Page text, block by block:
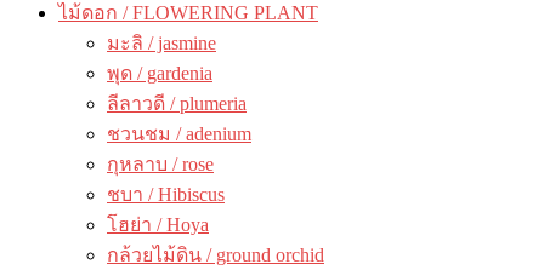
ไม้ดอก / FLOWERING PLANT
มะลิ / jasmine
พุด / gardenia
ลีลาวดี / plumeria
ชวนชม / adenium
กุหลาบ / rose
ชบา / Hibiscus
โฮย่า / Hoya
กล้วยไม้ดิน / ground orchid